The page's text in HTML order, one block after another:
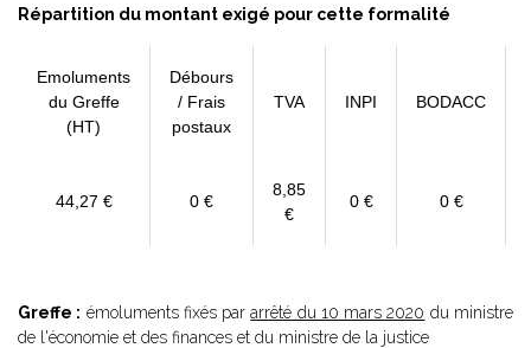
Répartition du montant exigé pour cette formalité
Emoluments
du Greffe
(HT)
Débours
/ Frais
postaux
TVA INPI BODACC
44,27 € 0 €
8,85
€
0 € 0 €
Greffe : émoluments fixés pararrêté du 10 mars 2020 du ministre
de l'économie et des finances et du ministre de la justice